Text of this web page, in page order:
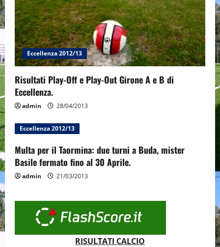
Eccellenza 2012/13
Risultati Play-Off e Play-Out Girone A e B di
Eccellenza.
admin 28/04/2013
Eccellenza 2012/13
Multa per il Taormina: due turni a Buda, mister
Basile fermato fino al 30 Aprile.
admin 21/03/2013
RISULTATI CALCIO